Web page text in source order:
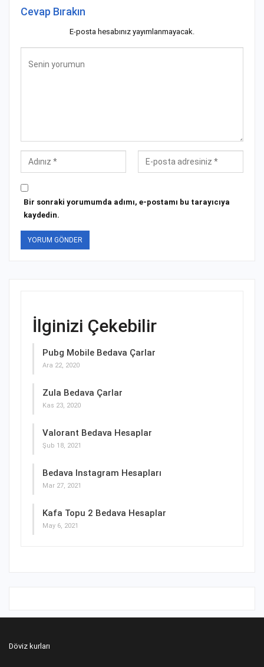
Cevap Bırakın
E-posta hesabınız yayımlanmayacak.
Bir sonraki yorumumda adımı, e-postamı bu tarayıcıya
kaydedin.
İlginizi Çekebilir
Pubg Mobile Bedava Çarlar
Ara 22, 2020
Zula Bedava Çarlar
Kas 23, 2020
Valorant Bedava Hesaplar
Şub 18, 2021
Bedava Instagram Hesapları
Mar 27, 2021
Kafa Topu 2 Bedava Hesaplar
May 6, 2021
Döviz kurları